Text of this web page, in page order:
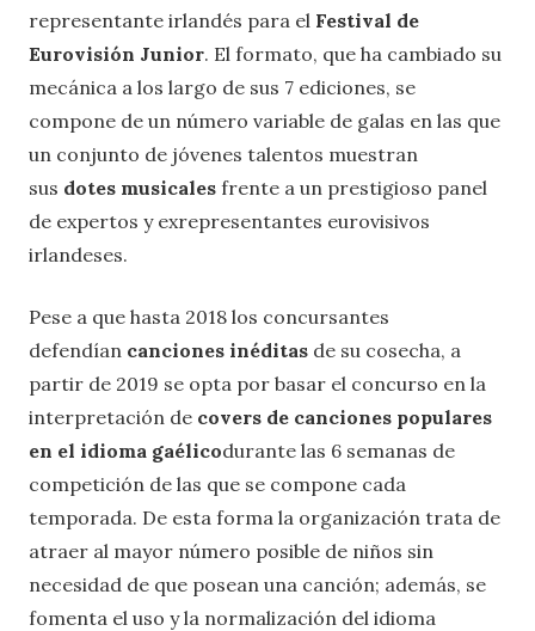
representante irlandés para el Festival de
Eurovisión Junior. El formato, que ha cambiado su
mecánica a los largo de sus 7 ediciones, se
compone de un número variable de galas en las que
un conjunto de jóvenes talentos muestran
sus dotes musicales frente a un prestigioso panel
de expertos y exrepresentantes eurovisivos
irlandeses.
Pese a que hasta 2018 los concursantes
defendían canciones inéditas de su cosecha, a
partir de 2019 se opta por basar el concurso en la
interpretación de covers de canciones populares
en el idioma gaélicodurante las 6 semanas de
competición de las que se compone cada
temporada. De esta forma la organización trata de
atraer al mayor número posible de niños sin
necesidad de que posean una canción; además, se
fomenta el uso y la normalización del idioma